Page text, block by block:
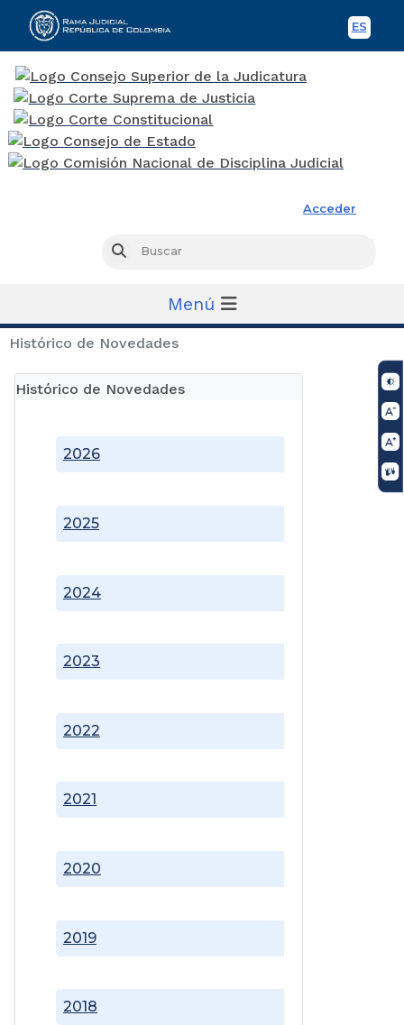
ES
Acceder
Buscar
Menú
Histórico de Novedades
Histórico de Novedades
2018
2019
2020
2021
2022
2023
2024
2025
2026